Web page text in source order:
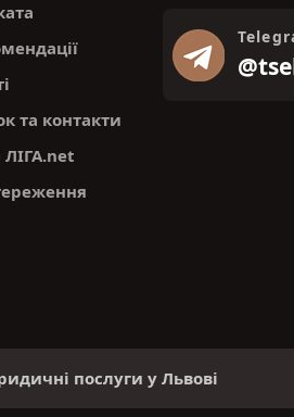
та контакти
ЛІГА.net
послуги у Львові